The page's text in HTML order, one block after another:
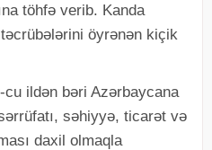
töhfə verib. Kanda
öyrənən kiçik
ildən bəri Azərbaycana
səhiyyə, ticarət və
daxil olmaqla